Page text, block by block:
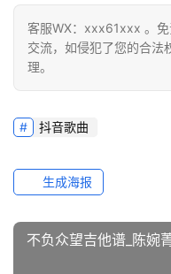
客服WX：xxx61xxx 。
交流，如侵犯了您的合法
理。
抖音歌曲
生成海报
不负众望吉他谱_陈婉